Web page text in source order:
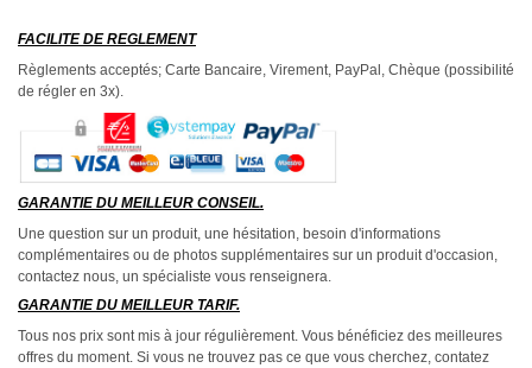
FACILITE DE REGLEMENT
Règlements acceptés; Carte Bancaire, Virement, PayPal, Chèque (possibilité
de régler en 3x).
GARANTIE DU MEILLEUR CONSEIL.
Une question sur un produit, une hésitation, besoin d'informations
complémentaires ou de photos supplémentaires sur un produit d'occasion,
contactez nous, un spécialiste vous renseignera.
GARANTIE DU MEILLEUR TARIF.
Tous nos prix sont mis à jour régulièrement. Vous bénéficiez des meilleures
offres du moment. Si vous ne trouvez pas ce que vous cherchez, contatez